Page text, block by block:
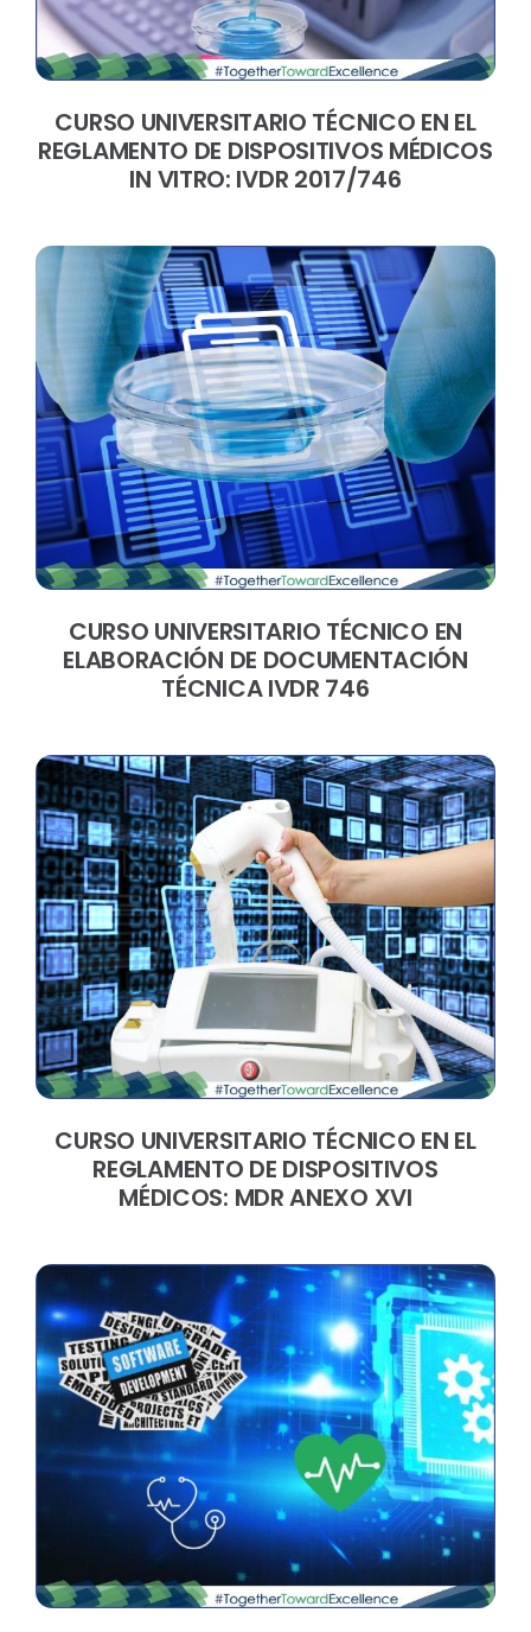
CURSO UNIVERSITARIO TÉCNICO EN EL
REGLAMENTO DE DISPOSITIVOS MÉDICOS
IN VITRO: IVDR 2017/746
CURSO UNIVERSITARIO TÉCNICO EN
ELABORACIÓN DE DOCUMENTACIÓN
TÉCNICA IVDR 746
CURSO UNIVERSITARIO TÉCNICO EN EL
REGLAMENTO DE DISPOSITIVOS
MÉDICOS: MDR ANEXO XVI